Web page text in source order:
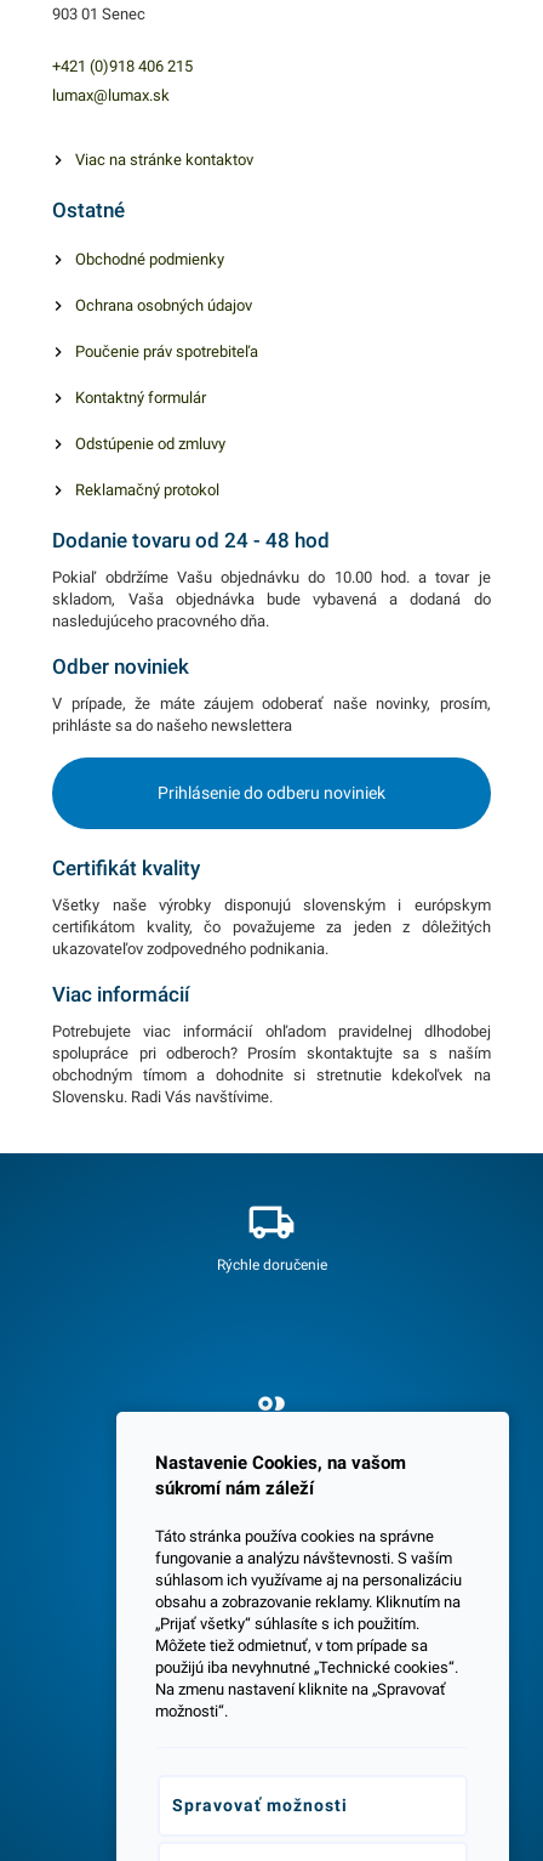
903 01 Senec
+421 (0)918 406 215
lumax@lumax.sk
Viac na stránke kontaktov
Ostatné
Obchodné podmienky
Ochrana osobných údajov
Poučenie práv spotrebiteľa
Kontaktný formulár
Odstúpenie od zmluvy
Reklamačný protokol
Dodanie tovaru od 24 - 48 hod
Pokiaľ obdržíme Vašu objednávku do 10.00 hod. a tovar je
skladom, Vaša objednávka bude vybavená a dodaná do
nasledujúceho pracovného dňa.
Odber noviniek
V prípade, že máte záujem odoberať naše novinky, prosím,
prihláste sa do našeho newslettera
Prihlásenie do odberu noviniek
Certifikát kvality
Všetky naše výrobky disponujú slovenským i európskym
certifikátom kvality, čo považujeme za jeden z dôležitých
ukazovateľov zodpovedného podnikania.
Viac informácií
Potrebujete viac informácií ohľadom pravidelnej dlhodobej
spolupráce pri odberoch? Prosím skontaktujte sa s naším
obchodným tímom a dohodnite si stretnutie kdekoľvek na
Slovensku. Radi Vás navštívime.
Rýchle doručenie
Spokojných 3600 zákazníkov
Centrála a predajňa v Senci
Nastavenie Cookies, na vašom
súkromí nám záleží
Táto stránka používa cookies na správne
fungovanie a analýzu návštevnosti. S vaším
súhlasom ich využívame aj na personalizáciu
obsahu a zobrazovanie reklamy. Kliknutím na
„Prijať všetky“ súhlasíte s ich použitím.
Môžete tiež odmietnuť, v tom prípade sa
použijú iba nevyhnutné „Technické cookies“.
Na zmenu nastavení kliknite na „Spravovať
možnosti“.
Spravovať možnosti